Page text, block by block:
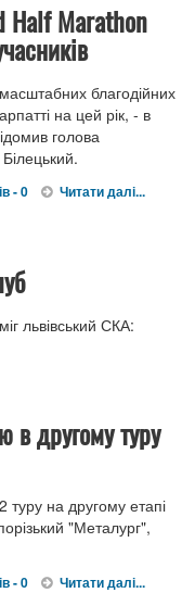
Half Marathon
масштабних благодійних
на цей рік, - в
голова
- 0 Читати далі...
львівський СКА:
в другому туру
туру на другому етапі
"Металург",
- 0 Читати далі...